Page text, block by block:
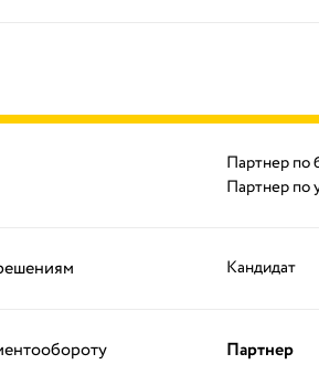
Партнер по
Партнер по
Кандидат
Партнер